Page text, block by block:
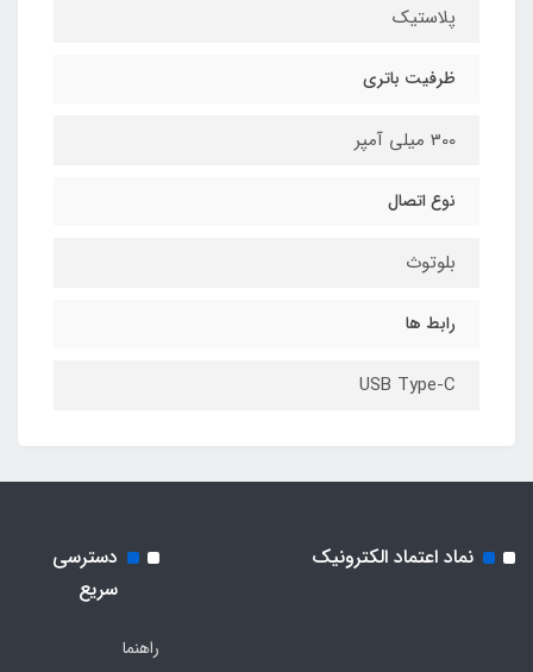
پلاستیک
ظرفیت باتری
300 میلی آمپر
نوع اتصال
بلوتوث
رابط ها
USB Type-C
نماد اعتماد الکترونیک
دسترسی
سریع
راهنما